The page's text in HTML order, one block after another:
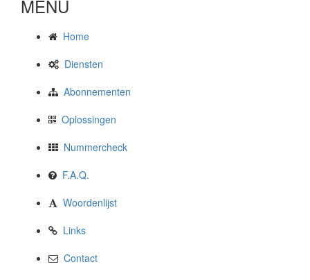
MENU
Home
Diensten
Abonnementen
Oplossingen
Nummercheck
F.A.Q.
Woordenlijst
Links
Contact